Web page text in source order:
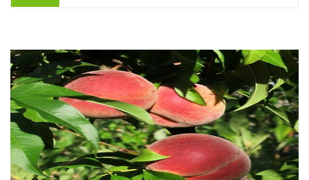
این مطلب به بررسی علل رایج میوه ندادن تاک انگور و راهکارهای
بیشتر بخوانیم ...